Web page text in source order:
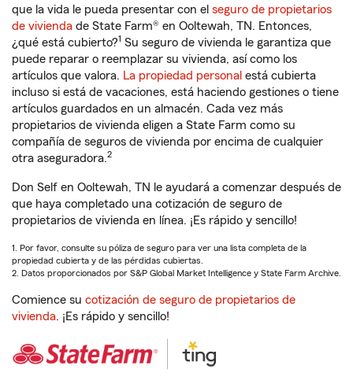
que la vida le pueda presentar con el seguro de propietarios
de vivienda de State Farm® en Ooltewah, TN. Entonces,
¿qué está cubierto?1 Su seguro de vivienda le garantiza que
puede reparar o reemplazar su vivienda, así como los
artículos que valora. La propiedad personal está cubierta
incluso si está de vacaciones, está haciendo gestiones o tiene
artículos guardados en un almacén. Cada vez más
propietarios de vivienda eligen a State Farm como su
compañía de seguros de vivienda por encima de cualquier
otra aseguradora.2
Don Self en Ooltewah, TN le ayudará a comenzar después de
que haya completado una cotización de seguro de
propietarios de vivienda en línea. ¡Es rápido y sencillo!
1. Por favor, consulte su póliza de seguro para ver una lista completa de la
propiedad cubierta y de las pérdidas cubiertas.
2. Datos proporcionados por S&P Global Market Intelligence y State Farm Archive.
Comience su cotización de seguro de propietarios de
vivienda. ¡Es rápido y sencillo!